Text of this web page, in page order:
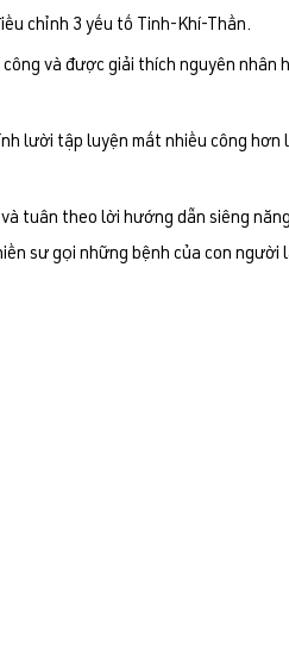
chỉnh 3 yếu tố Tinh-Khí-Thần.
và được giải thích nguyên nhân
lười tập luyện mất nhiều công
tuân theo lời hướng dẫn siêng
sư gọi những bệnh của con người